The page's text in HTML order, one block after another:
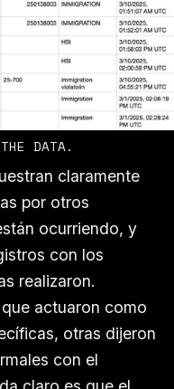
DATA.
claramente
por otros
ocurriendo, y
con los
realizaron.
actuaron como
otras dijeron
con el